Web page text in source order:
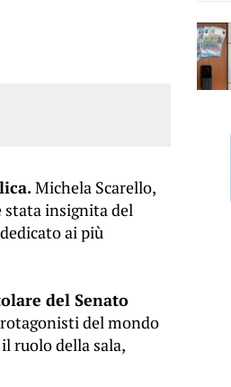
Michela Scarello,
stata insignita del
ai più
del Senato
del mondo
ruolo della sala,